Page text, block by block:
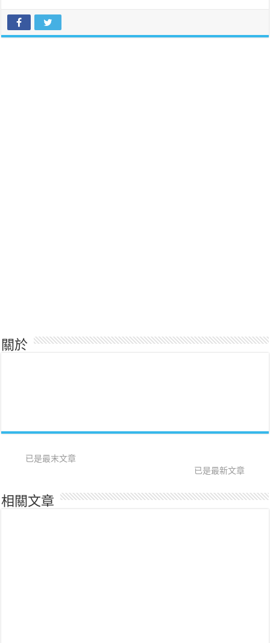
關於
已是最末文章
已是最新文章
相關文章